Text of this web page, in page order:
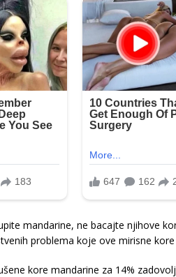
mandarine, ne bacajte njihove
problema koje ove mirisne
kore mandarine za 14%